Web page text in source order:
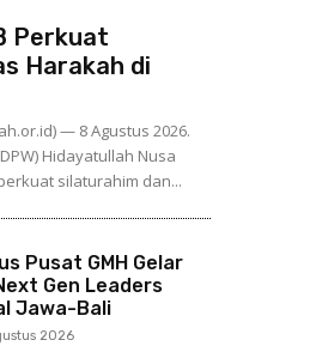
Perkuat
Harakah di
— 8 Agustus 2026.
Hidayatullah Nusa
silaturahim dan...
Pusat GMH Gelar
Gen Leaders
Jawa-Bali
2026